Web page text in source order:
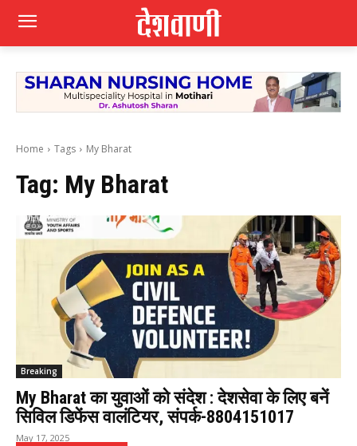
Home Tags My Bharat
Tag: My Bharat
Breaking
My Bharat का युवाओं को संदेश : देशसेवा के लिए बनें
सिविल डिफेंस वालंटियर, संपर्क-8804151017
May 17, 2025